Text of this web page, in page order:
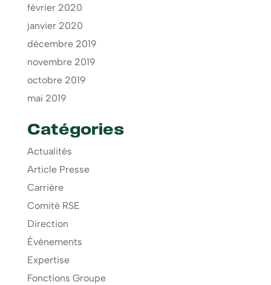
février 2020
janvier 2020
décembre 2019
novembre 2019
octobre 2019
mai 2019
Catégories
Actualités
Article Presse
Carrière
Comité RSE
Direction
Événements
Expertise
Fonctions Groupe